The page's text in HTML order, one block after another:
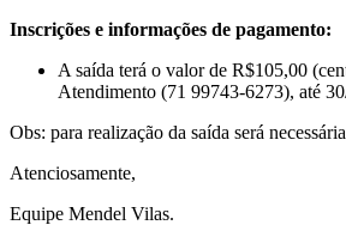
Inscrições e informações de pagamento:
A saída terá o valor de R$105,00
Atendimento (71 99743-6273), até
Obs: para realização da saída será
Atenciosamente,
Equipe Mendel Vilas.